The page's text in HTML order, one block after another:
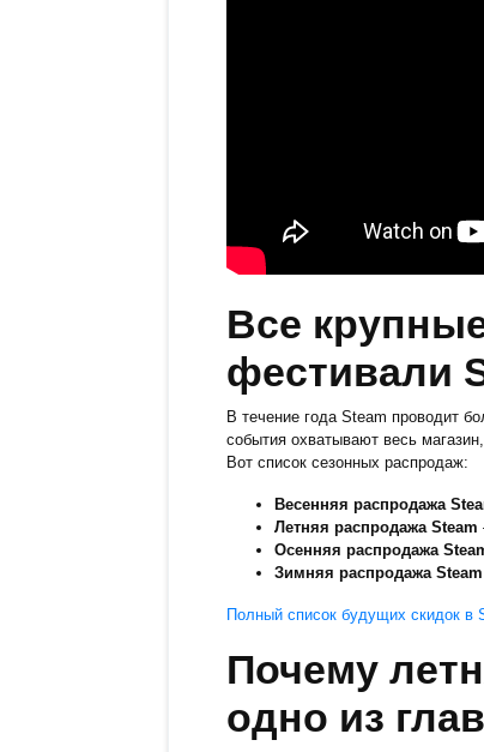
Все
фестивали
В течение года Steam проводит
события охватывают весь
Вот список сезонных распродаж:
Весенняя распродажа
Летняя распродажа Steam
Осенняя распродажа
Зимняя распродажа Steam
Полный список будущих скидок в
Почему
одно из